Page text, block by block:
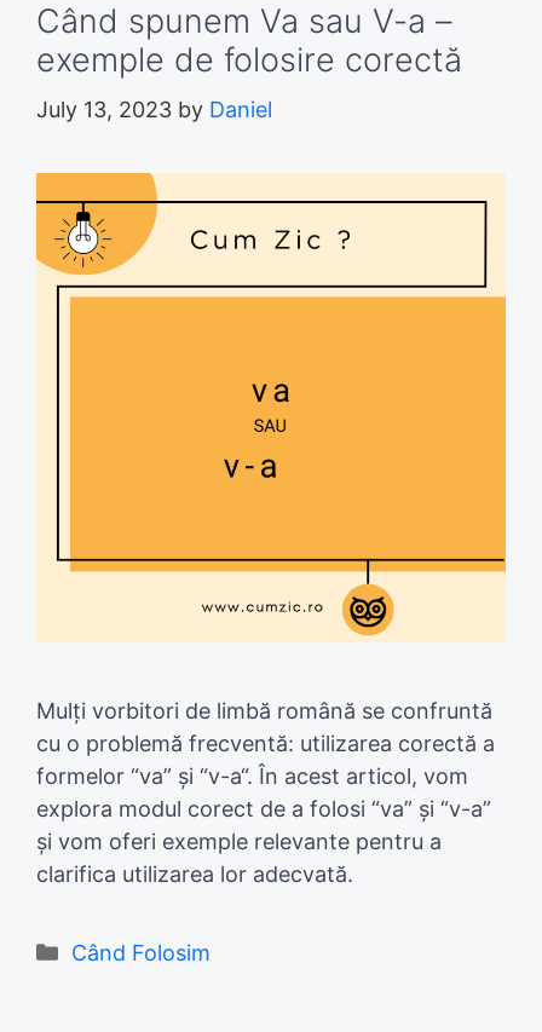
Când spunem Va sau V-a –
exemple de folosire corectă
July 13, 2023 by Daniel
Mulți vorbitori de limbă română se confruntă
cu o problemă frecventă: utilizarea corectă a
formelor “va” și “v-a“. În acest articol, vom
explora modul corect de a folosi “va” și “v-a”
și vom oferi exemple relevante pentru a
clarifica utilizarea lor adecvată.
Categories
Când Folosim